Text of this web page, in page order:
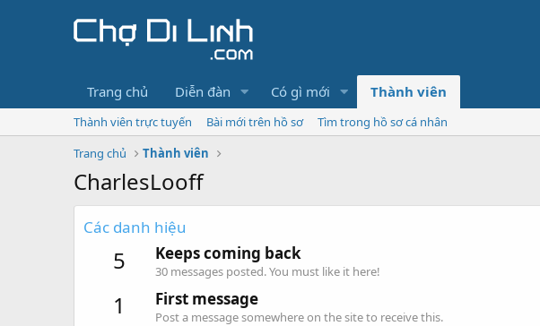
Trang chủ Diễn đàn Có gì mới Thành viên
Thành viên trực tuyến Bài mới trên hồ sơ
Tìm trong hồ sơ cá nhân
Trang chủ
Thành viên
CharlesLooff
Các danh hiệu
5 Keeps coming back
30 messages posted. You must like it here!
1 First message
Post a message somewhere on the site to receive this.